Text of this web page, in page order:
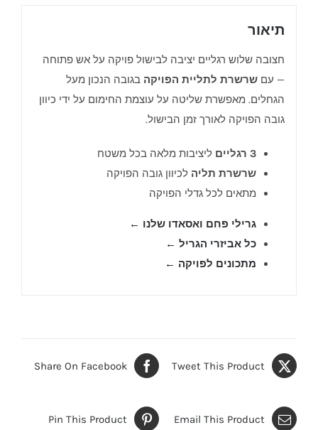
תיאור
חצובה שלוש רגליים יציבה לבישול פויקה על אש פתוחה
— עם שרשרת לתליית הפויקה בגובה הנכון מעל
הגחלים. מאפשרת שליטה על עוצמת החימום על ידי כיוון
גובה הפויקה לאורך זמן הבישול.
3 רגליים
ליציבות מלאה בכל משטח
שרשרת תליה לכיוון גובה הפויקה
מתאים לכל גדלי הפויקה
גרילי פחם ואסאדו שלנו ←
כל אביזרי הגריל ←
מתכונים לפויקה ←
Share On Facebook Tweet This Product
Pin This Product Email This Product